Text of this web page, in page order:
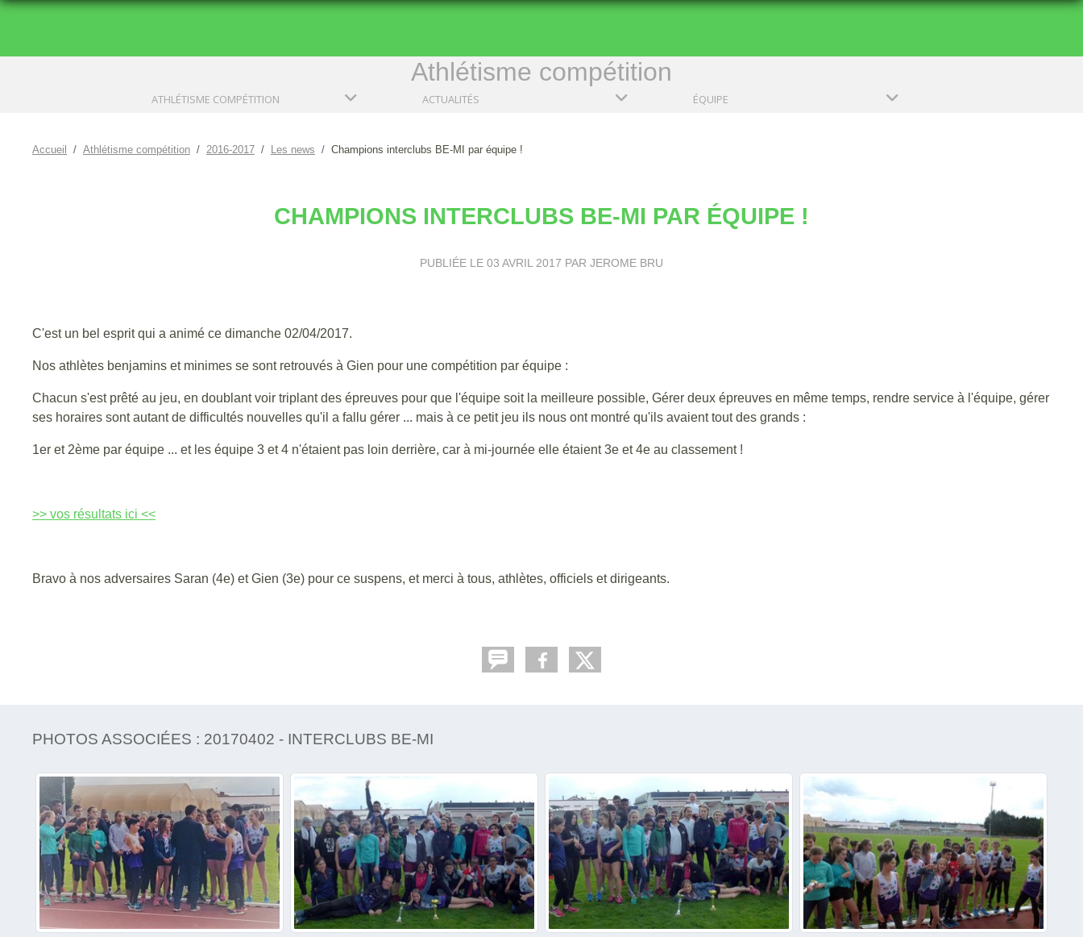
Athlétisme compétition
ATHLÉTISME COMPÉTITION ACTUALITÉS ÉQUIPE
Accueil Athlétisme compétition 2016-2017 Les news Champions interclubs BE-MI par équipe !
CHAMPIONS INTERCLUBS BE-MI PAR ÉQUIPE !
PUBLIÉE LE 03 AVRIL 2017 PAR JEROME BRU
C'est un bel esprit qui a animé ce dimanche 02/04/2017.
Nos athlètes benjamins et minimes se sont retrouvés à Gien pour une compétition par équipe :
Chacun s'est prêté au jeu, en doublant voir triplant des épreuves pour que l'équipe soit la meilleure possible, Gérer deux épreuves en même temps, rendre service à l'équipe, gérer
ses horaires sont autant de difficultés nouvelles qu'il a fallu gérer ... mais à ce petit jeu ils nous ont montré qu'ils avaient tout des grands :
1er et 2ème par équipe ... et les équipe 3 et 4 n'étaient pas loin derrière, car à mi-journée elle étaient 3e et 4e au classement !
>> vos résultats ici <<
Bravo à nos adversaires Saran (4e) et Gien (3e) pour ce suspens, et merci à tous, athlètes, officiels et dirigeants.
PHOTOS ASSOCIÉES : 20170402 - INTERCLUBS BE-MI